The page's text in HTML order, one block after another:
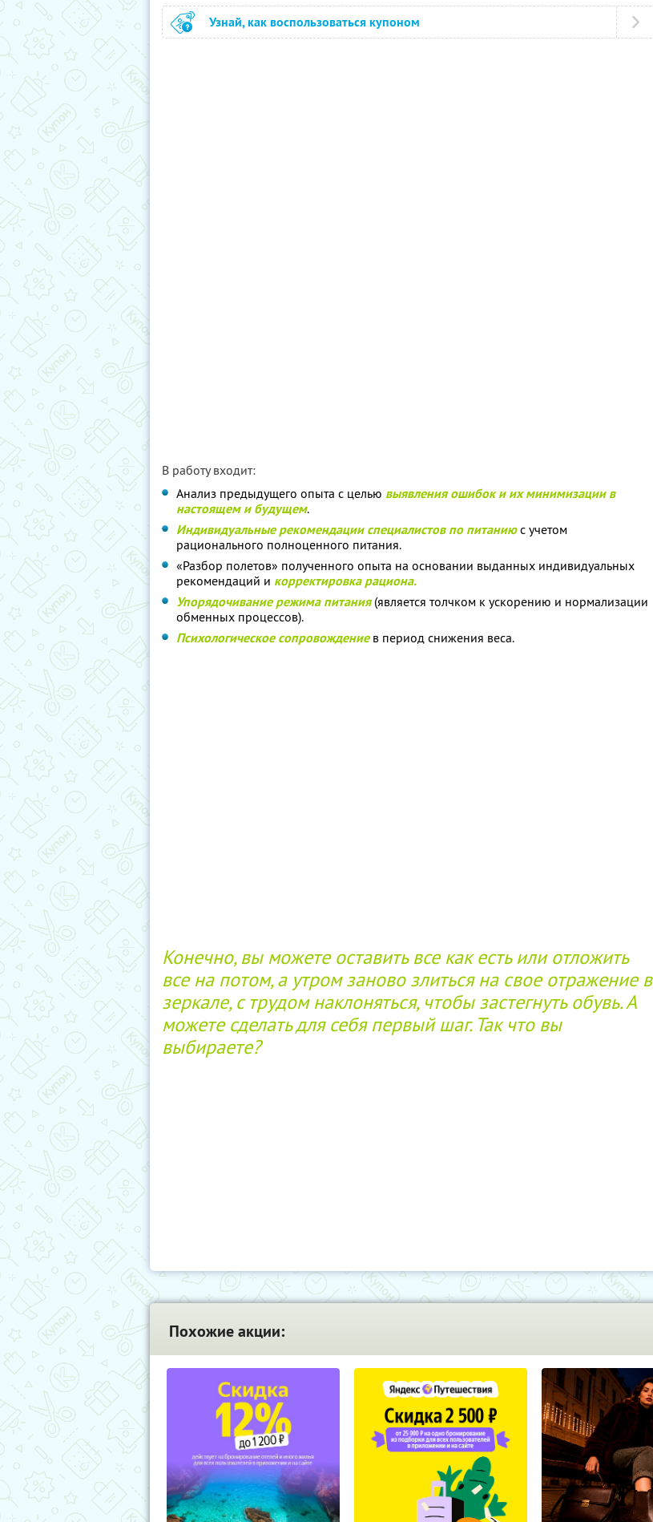
Узнай, как воспользоваться купоном
В работу входит:
Анализ предыдущего опыта с целью выявления ошибок и их минимизации в
настоящем и будущем.
Индивидуальные рекомендации специалистов по питаниюс учетом
рационального полноценного питания.
«Разбор полетов» полученного опыта на основании выданных индивидуальных
рекомендаций и корректировка рациона.
Упорядочивание режима питания(является толчком к ускорению и нормализации
обменных процессов).
Психологическое сопровождениев период снижения веса.
Конечно, вы можете оставить все как есть или отложить
все на потом, а утром заново злиться на свое отражение в
зеркале, с трудом наклоняться, чтобы застегнуть обувь. А
можете сделать для себя первый шаг. Так что вы
выбираете?
Похожие акции: